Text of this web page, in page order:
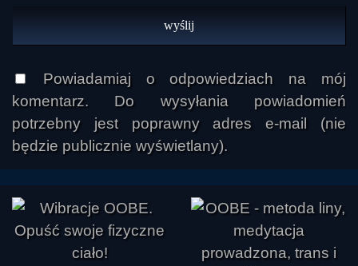
Powiadamiaj o odpowiedziach na mój
komentarz. Do wysyłania powiadomień
potrzebny jest poprawny adres e-mail (nie
będzie publicznie wyświetlany).